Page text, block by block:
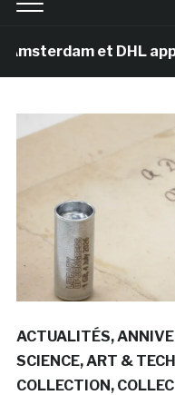
et DHL apportent
ACTUALITÉS
SCIENCE ART &
COLLECTION